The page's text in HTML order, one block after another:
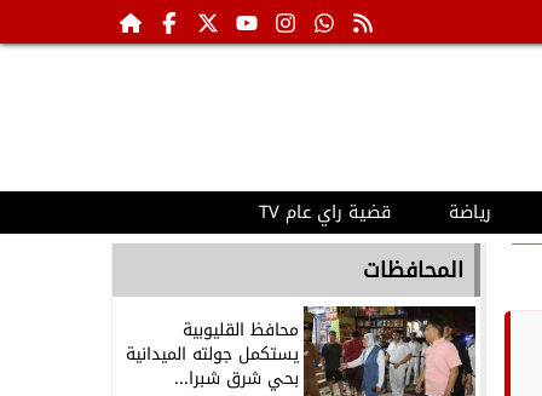
رياضة قضية راي عام TV
المحافظات
محافظ القليوبية
يستكمل جولته الميدانية
بحي شرق شبرا...